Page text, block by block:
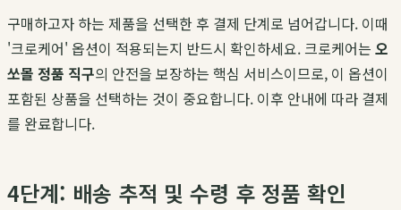
구매하고자 하는 제품을 선택한 후 결제 단계로 넘어갑니다. 이때
'크로케어' 옵션이 적용되는지 반드시 확인하세요. 크로케어는 오
쏘몰 정품 직구의 안전을 보장하는 핵심 서비스이므로, 이 옵션이
포함된 상품을 선택하는 것이 중요합니다. 이후 안내에 따라 결제
를 완료합니다.
4단계: 배송 추적 및 수령 후 정품 확인